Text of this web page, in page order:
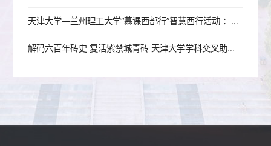
天津大学—兰州理工大学“慕课西部行”智慧西行活动 ：津陇并肩，共研工程图学教学新范式
解码六百年砖史 复活紫禁城青砖 天津大学学科交叉助力临清贡砖非遗传承